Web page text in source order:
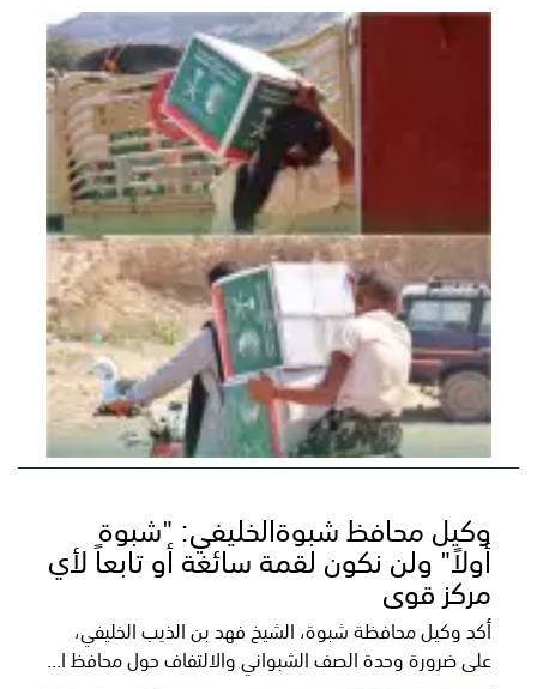
وكيل محافظ شبوةالخليفي: "شبوة
أولاً" ولن نكون لقمة سائغة أو تابعاً لأي
مركز قوى
أكد وكيل محافظة شبوة، الشيخ فهد بن الذيب الخليفي،
على ضرورة وحدة الصف الشبواني والالتفاف حول محافظ ا...